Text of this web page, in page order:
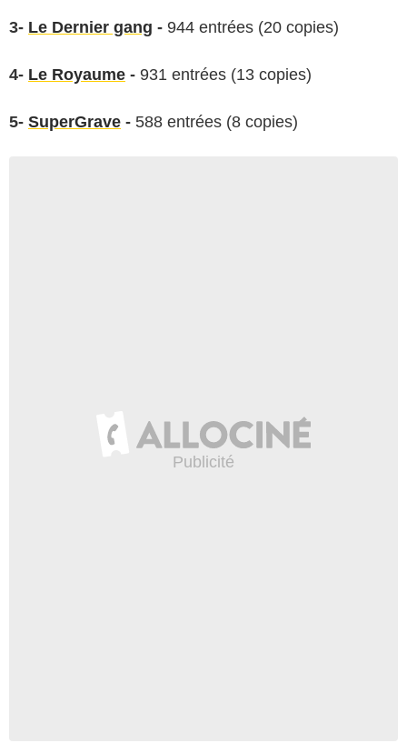
3- Le Dernier gang - 944 entrées (20 copies)
4- Le Royaume - 931 entrées (13 copies)
5- SuperGrave - 588 entrées (8 copies)